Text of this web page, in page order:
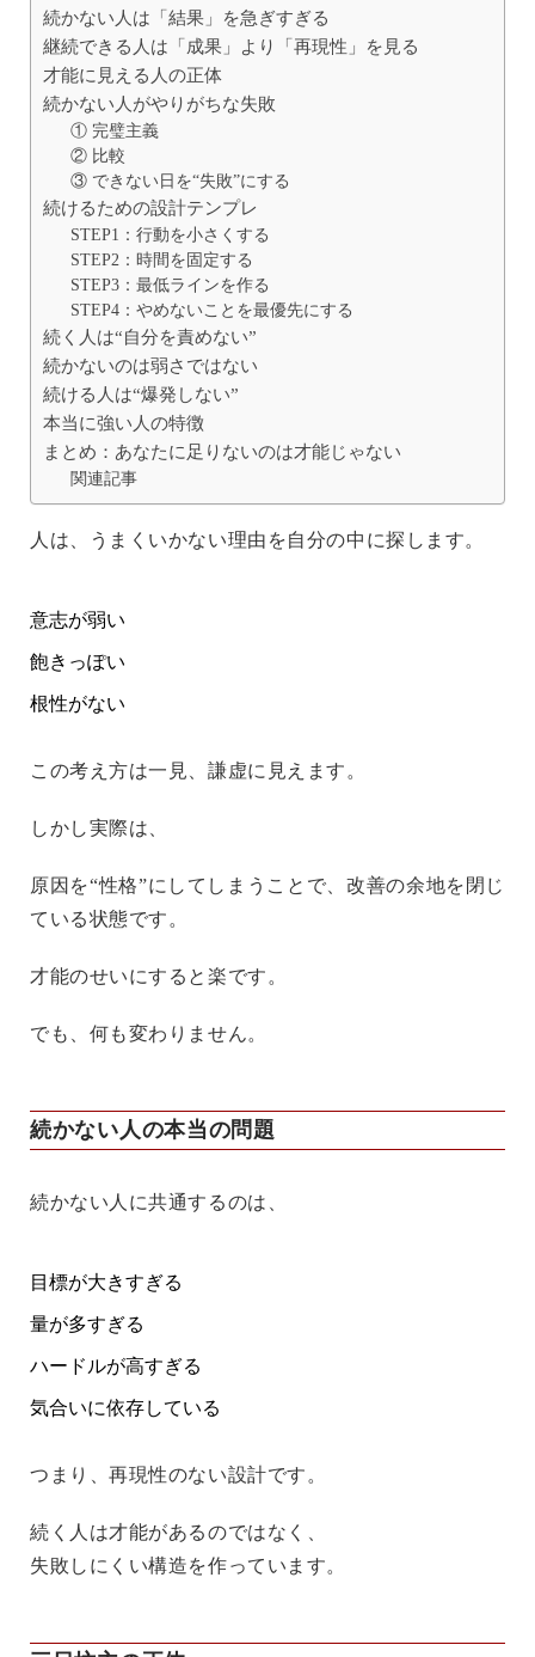
続かない人は「結果」を急ぎすぎる
継続できる人は「成果」より「再現性」を見る
才能に見える人の正体
続かない人がやりがちな失敗
① 完璧主義
② 比較
③ できない日を“失敗”にする
続けるための設計テンプレ
STEP1：行動を小さくする
STEP2：時間を固定する
STEP3：最低ラインを作る
STEP4：やめないことを最優先にする
続く人は“自分を責めない”
続かないのは弱さではない
続ける人は“爆発しない”
本当に強い人の特徴
まとめ：あなたに足りないのは才能じゃない
関連記事
人は、うまくいかない理由を自分の中に探します。
意志が弱い
飽きっぽい
根性がない
この考え方は一見、謙虚に見えます。
しかし実際は、
原因を“性格”にしてしまうことで、改善の余地を閉じ
ている状態です。
才能のせいにすると楽です。
でも、何も変わりません。
続かない人の本当の問題
続かない人に共通するのは、
目標が大きすぎる
量が多すぎる
ハードルが高すぎる
気合いに依存している
つまり、再現性のない設計です。
続く人は才能があるのではなく、
失敗しにくい構造を作っています。